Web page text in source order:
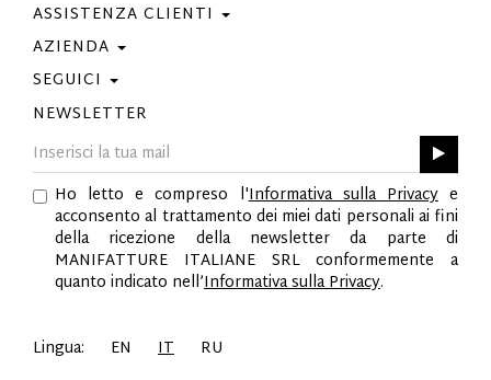
ASSISTENZA CLIENTI
Contattaci
Condizioni Di Acquisto
Guida Taglie
AZIENDA
Privacy Policy
Cookie Policy
Best Of Fabi
GPSR
SEGUICI
Facebook
Instagram
Pinterest
Twitter
YouTube
LinkedIn
NEWSLETTER
Ho letto e compreso l'Informativa sulla Privacye
acconsento al trattamento dei miei dati personali ai fini
della ricezione della newsletter da parte di
MANIFATTURE ITALIANE SRL conformemente a
quanto indicato nell’Informativa sulla Privacy.
Lingua: EN IT RU